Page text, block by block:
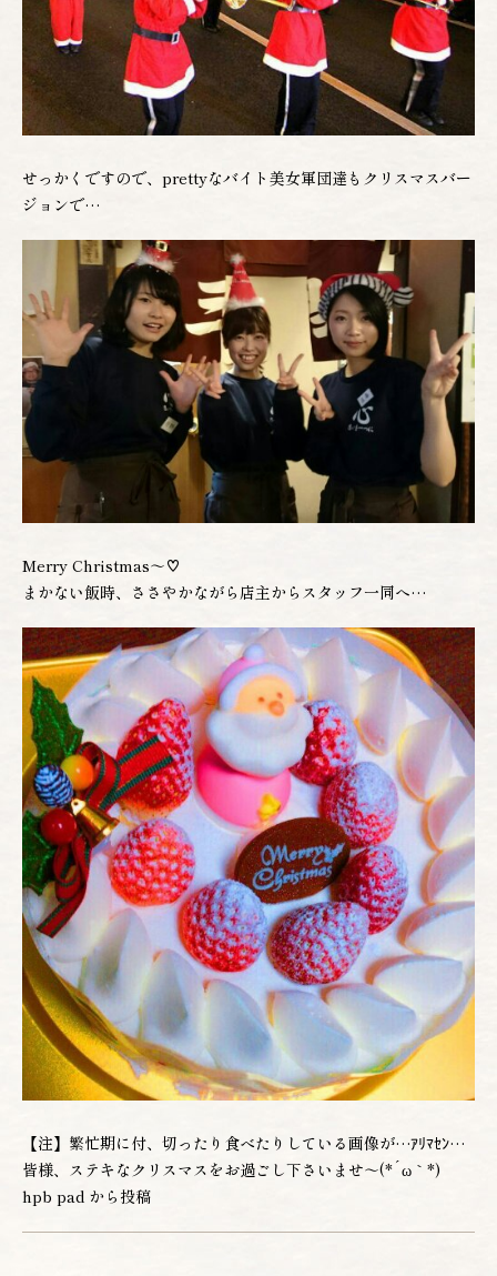
せっかくですので、prettyなバイト美女軍団達もクリスマスバー
ジョンで…
Merry Christmas～♡
まかない飯時、ささやかながら店主からスタッフ一同へ…
【注】繁忙期に付、切ったり食べたりしている画像が…ｱﾘﾏｾﾝ…
皆様、ステキなクリスマスをお過ごし下さいませ～(*´ω｀*)
hpb pad から投稿